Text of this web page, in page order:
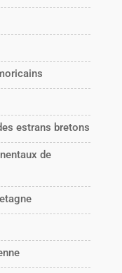
estrans bretons
de